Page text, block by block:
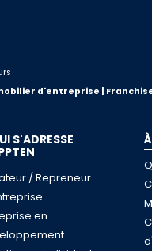
d'entreprise |
S'ADRESSE
/ Repreneur
en